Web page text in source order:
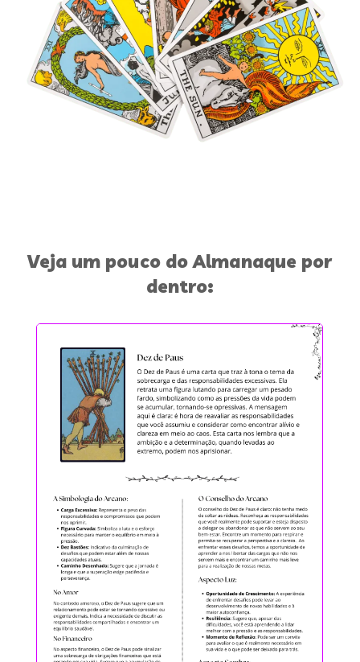
Veja um pouco do Almanaque por
dentro: